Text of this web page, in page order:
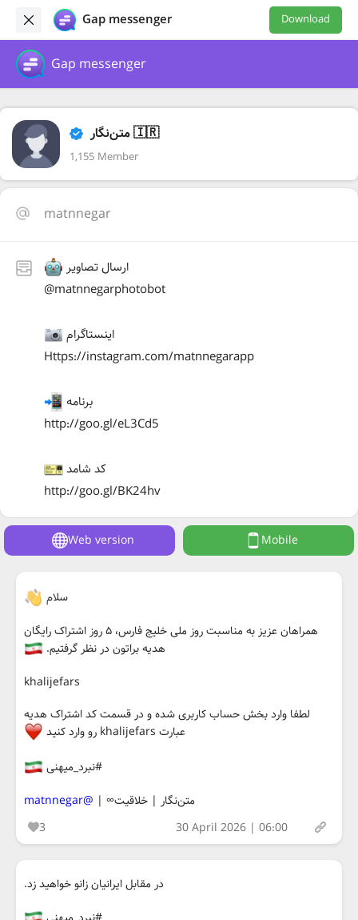
Gap messenger Download
Gap messenger
متن‌نگار 🇮🇷
1,155 Member
matnnegar
ارسال تصاویر
@matnnegarphotobot
اینستاگرام
Https://instagram.com/matnnegarapp
برنامه
http://goo.gl/eL3Cd5
کد شامد
http://goo.gl/BK24hv
Web version Mobile
سلام
‌همراهان عزیز به مناسبت روز ملی خلیج فارس، ۵ روز اشتراک رایگان
هدیه براتون در نظر گرفتیم.
khalijefars
لطفا وارد بخش حساب کاربری شده و در قسمت کد اشتراک هدیه
عبارت khalijefars رو وارد کنید
#نبرد_میهنی
متن‌نگار | خلاقیت∞ | @matnnegar
3
30 April 2026 | 06:00
در مقابل ایرانیان زانو خواهید زد.